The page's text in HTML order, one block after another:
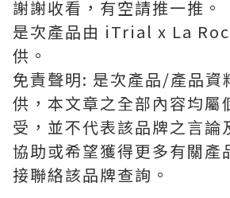
謝謝收看，有空請推一推。
是次產品由 iTrial x La
供。
免責聲明: 是次產品/產品資
供，本文章之全部內容均屬
受，並不代表該品牌之言論
協助或希望獲得更多有關產
接聯絡該品牌查詢。